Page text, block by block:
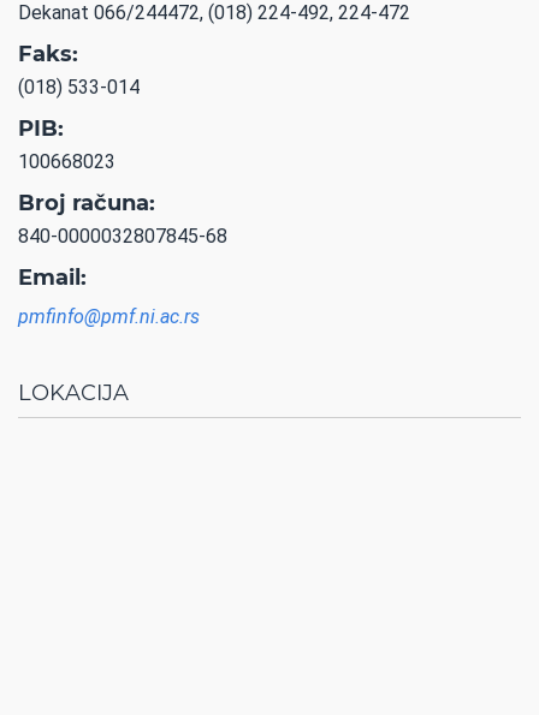
Dekanat 066/244472, (018) 224-492, 224-472
Faks:
(018) 533-014
PIB:
100668023
Broj računa:
840-0000032807845-68
Email:
pmfinfo@pmf.ni.ac.rs
LOKACIJA